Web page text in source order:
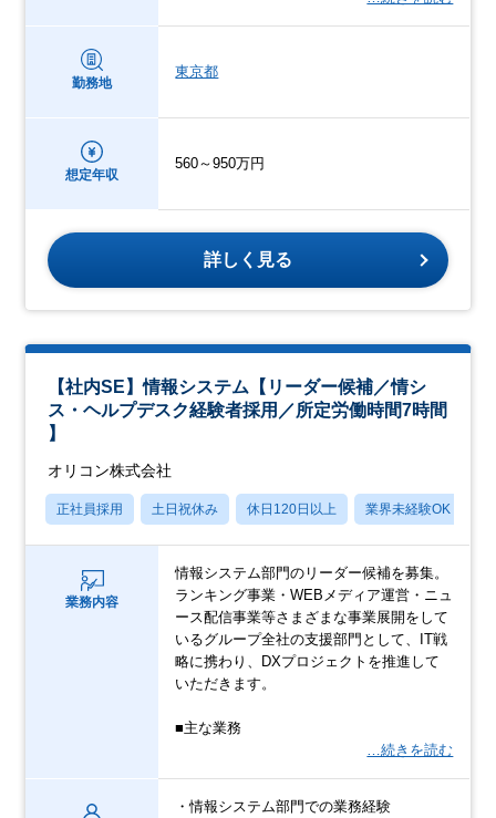
勤務地
東京都
想定年収
560～950万円
詳しく見る
【社内SE】情報システム【リーダー候補／情シ
ス・ヘルプデスク経験者採用／所定労働時間7時間
】
オリコン株式会社
正社員採用 土日祝休み 休日120日以上 業界未経験OK
業務内容
情報システム部門のリーダー候補を募集。
ランキング事業・WEBメディア運営・ニュ
ース配信事業等さまざまな事業展開をして
いるグループ全社の支援部門として、IT戦
略に携わり、DXプロジェクトを推進して
いただきます。
■主な業務
…続きを読む
・情報システム部門での業務経験